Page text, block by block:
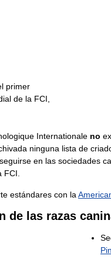
primer
de la FCI,
Internationale no
ninguna lista de
en las sociedades
FCI.
estándares con la
de las razas